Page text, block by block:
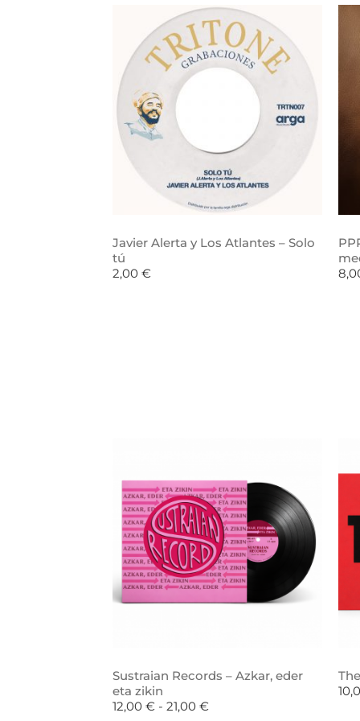
Javier Alerta y Los Atlantes – Solo
tú
2,00 €
Sustraian Records – Azkar, eder
eta zikin
12,00 € - 21,00 €